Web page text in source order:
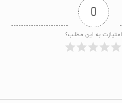
0
امتیازت به این مطلب؟